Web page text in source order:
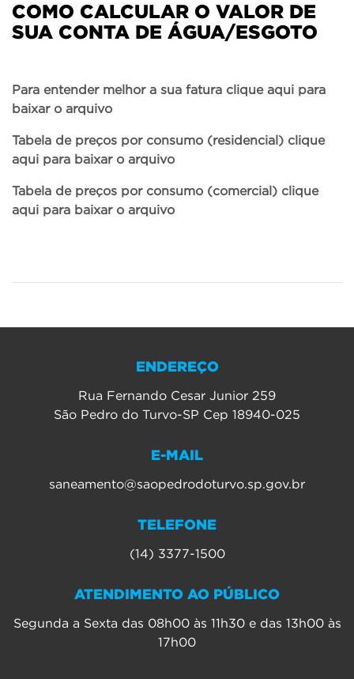
COMO CALCULAR O VALOR DE
SUA CONTA DE ÁGUA/ESGOTO
Para entender melhor a sua fatura clique aqui para
baixar o arquivo
Tabela de preços por consumo (residencial) clique
aqui para baixar o arquivo
Tabela de preços por consumo (comercial) clique
aqui para baixar o arquivo
ENDEREÇO
Rua Fernando Cesar Junior 259
São Pedro do Turvo-SP Cep 18940-025
E-MAIL
saneamento@saopedrodoturvo.sp.gov.br
TELEFONE
(14) 3377-1500
ATENDIMENTO AO PÚBLICO
Segunda a Sexta das 08h00 às 11h30 e das 13h00 às
17h00